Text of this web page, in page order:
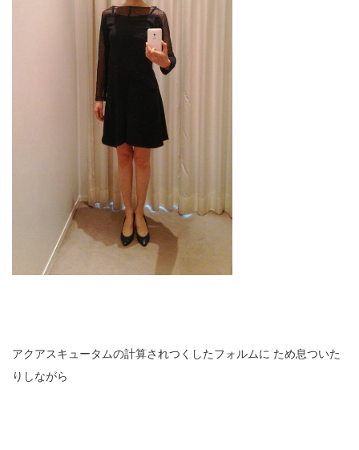
アクアスキュータムの計算されつくしたフォルムに ため息ついた
りしながら